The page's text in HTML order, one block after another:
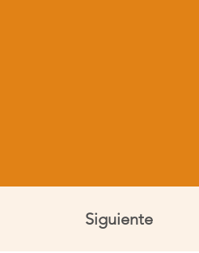
Siguiente